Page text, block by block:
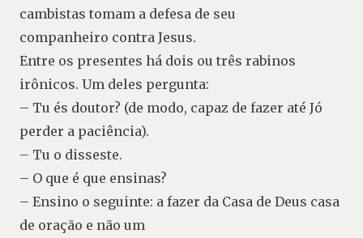
cambistas tomam a defesa de seu
companheiro contra Jesus.
Entre os presentes há dois ou três rabinos
irônicos. Um deles pergunta:
– Tu és doutor? (de modo, capaz de fazer até Jó
perder a paciência).
– Tu o disseste.
– O que é que ensinas?
– Ensino o seguinte: a fazer da Casa de Deus casa
de oração e não um